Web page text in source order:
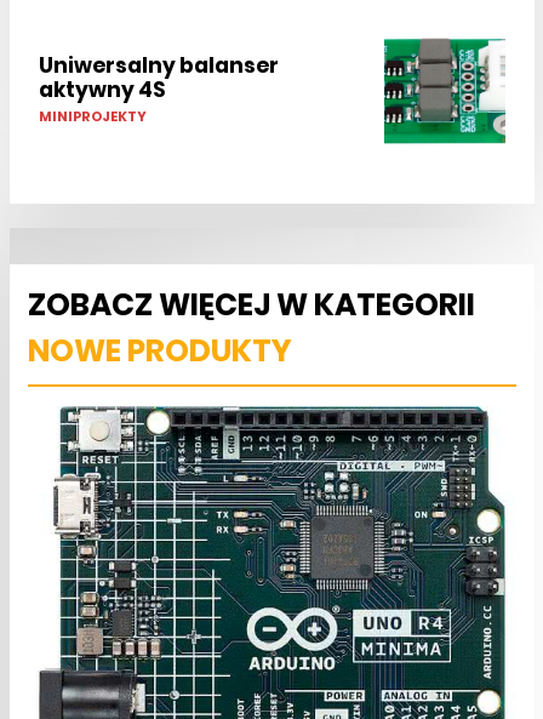
Uniwersalny balanser
aktywny 4S
MINIPROJEKTY
ZOBACZ WIĘCEJ W KATEGORII
NOWE PRODUKTY